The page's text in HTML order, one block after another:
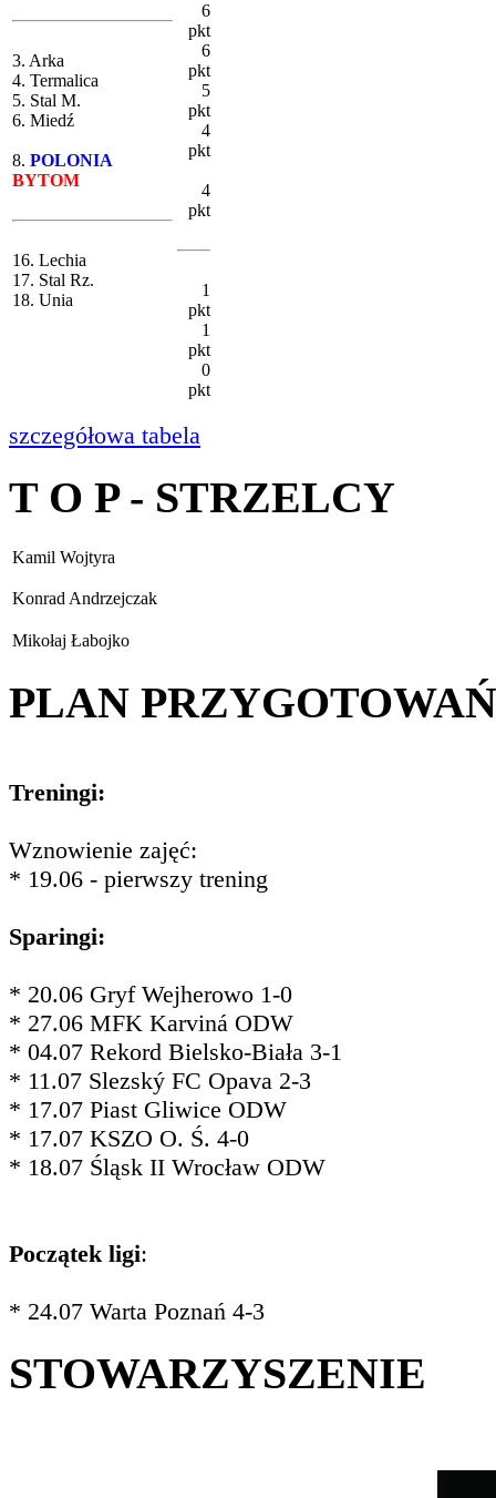
3. Arka
4. Termalica
5. Stal M.
6. Miedź
8. POLONIA
BYTOM
16. Lechia
17. Stal Rz.
18. Unia
6
pkt
6
pkt
5
pkt
4
pkt
4
pkt
1
pkt
1
pkt
0
pkt
szczegółowa tabela
T O P - STRZELCY
Kamil Wojtyra
Konrad Andrzejczak
Mikołaj Łabojko
PLAN PRZYGOTOWAŃ
Treningi:
Wznowienie zajęć:
* 19.06 - pierwszy trening
Sparingi:
* 20.06 Gryf Wejherowo 1-0
* 27.06 MFK Karviná ODW
* 04.07 Rekord Bielsko-Biała 3-1
* 11.07 Slezský FC Opava 2-3
* 17.07 Piast Gliwice ODW
* 17.07 KSZO O. Ś. 4-0
* 18.07 Śląsk II Wrocław ODW
Początek ligi:
* 24.07 Warta Poznań 4-3
STOWARZYSZENIE